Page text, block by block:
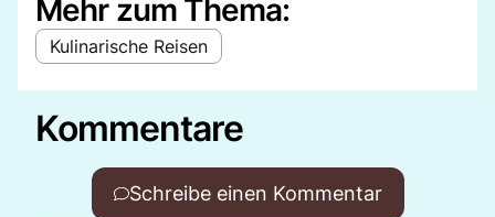
Mehr zum Thema:
Kulinarische Reisen
Kommentare
Schreibe einen Kommentar